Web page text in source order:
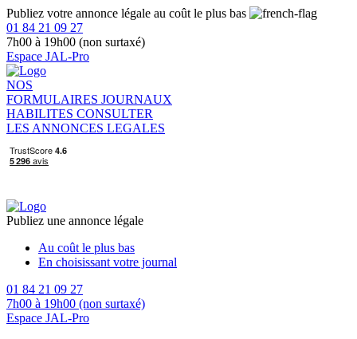
Publiez votre annonce légale au coût le plus bas
01 84 21 09 27
7h00 à 19h00 (non surtaxé)
Espace JAL-Pro
NOS
FORMULAIRES JOURNAUX
HABILITES CONSULTER
LES ANNONCES LEGALES
Publiez une annonce légale
Au coût le plus bas
En choisissant votre journal
01 84 21 09 27
7h00 à 19h00 (non surtaxé)
Espace JAL-Pro